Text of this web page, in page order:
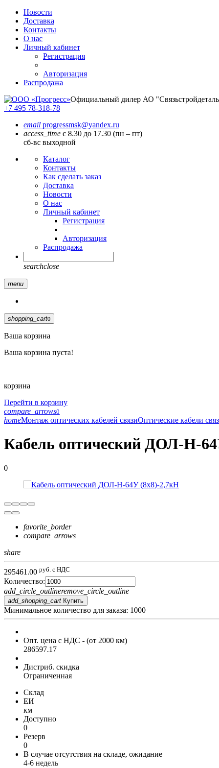
Новости
Доставка
Контакты
О нас
Личный кабинет
Регистрация
Авторизация
Распродажа
Официальный дилер АО
+7 495 78-318-78
email progressmsk@yandex.ru
access_time с 8.30 до 17.30 (пн – пт)
сб-вс выходной
Каталог
Контакты
Как сделать заказ
Доставка
Новости
О нас
Личный кабинет
Регистрация
Авторизация
Распродажа
searchclose
menu
shopping_cart0
Ваша корзина
Ваша корзина пуста!
корзина
Перейти в корзину
compare_arrows0
homeМонтаж оптических кабелей связиОптические кабели
Кабель оптический ДОЛ-Н-
0
favorite_border
compare_arrows
share
295461.00 руб. с НДС
Количество:
add_circle_outlineremove_circle_outline
add_shopping_cart Купить
Минимальное количество для заказа: 1000
Опт. цена c НДС - (от 2000 км)
286597.17
Дистриб. скидка
Ограниченная
Склад
ЕИ
км
Доступно
0
Резерв
0
В случае отсутствия на складе, ожидание
4-6 недель